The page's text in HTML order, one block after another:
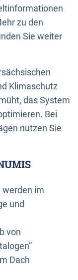
zu den
Sie weiter
Klimaschutz
das System
Bei
nutzen Sie
werden im
und
von
Dach